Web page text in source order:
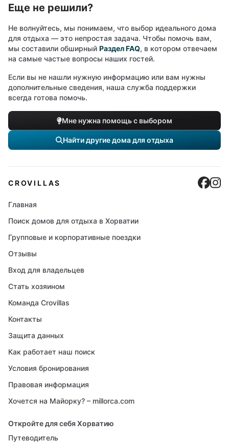
Еще не решили?
Не волнуйтесь, мы понимаем, что выбор идеального дома
для отдыха — это непростая задача. Чтобы помочь вам,
мы составили обширный Раздел FAQ, в котором отвечаем
на самые частые вопросы наших гостей.
Если вы не нашли нужную информацию или вам нужны
дополнительные сведения, наша служба поддержки
всегда готова помочь.
Мне нужна помощь с выбором
Найти другие дома для отдыха
CROVILLAS
Главная
Поиск домов для отдыха в Хорватии
Групповые и корпоративные поездки
Отзывы
Вход для владельцев
Стать хозяином
Команда Crovillas
Контакты
Защита данных
Как работает наш поиск
Условия бронирования
Правовая информация
Хочется на Майорку? – millorca.com
Откройте для себя Хорватию
Путеводитель